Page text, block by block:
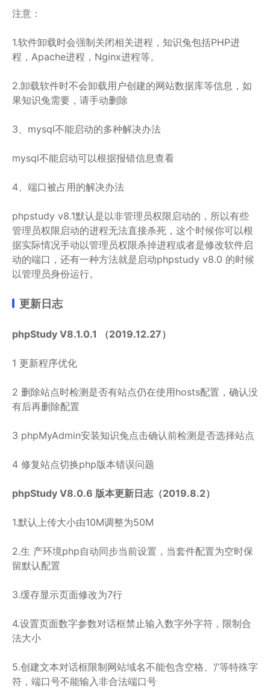
注意：
1.软件卸载时会强制关闭相关进程，知识兔包括PHP进
程，Apache进程，Nginx进程等。
2.卸载软件时不会卸载用户创建的网站数据库等信息，如
果知识兔需要，请手动删除
3、mysql不能启动的多种解决办法
mysql不能启动可以根据报错信息查看
4、端口被占用的解决办法
phpstudy v8.1默认是以非管理员权限启动的，所以有些
管理员权限启动的进程无法直接杀死，这个时候你可以根
据实际情况手动以管理员权限杀掉进程或者是修改软件启
动的端口，还有一种方法就是启动phpstudy v8.0 的时候
以管理员身份运行。
更新日志
phpStudy V8.1.0.1 （2019.12.27）
1 更新程序优化
2 删除站点时检测是否有站点仍在使用hosts配置，确认没
有后再删除配置
3 phpMyAdmin安装知识兔点击确认前检测是否选择站点
4 修复站点切换php版本错误问题
phpStudy V8.0.6 版本更新日志（2019.8.2）
1.默认上传大小由10M调整为50M
2.生 产环境php自动同步当前设置，当套件配置为空时保
留默认配置
3.缓存显示页面修改为7行
4.设置页面数字参数对话框禁止输入数字外字符，限制合
法大小
5.创建文本对话框限制网站域名不能包含空格、’/’等特殊字
符，端口号不能输入非合法端口号